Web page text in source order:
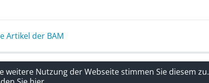
Artikel der BAM
Nutzung der Webseite stimmen Sie diesem zu.